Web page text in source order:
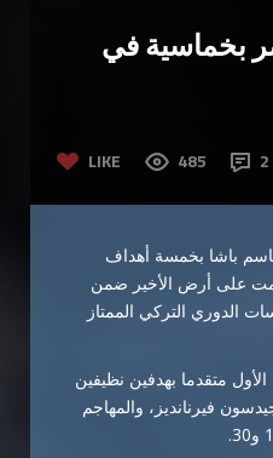
بخماسية في
LIKE 485 2
باشا بخمسة أهداف
على أرض الأخير ضمن
37 من منافسات الدوري التركي الممتاز
متقدما بهدفين نظيفين
فيرنانديز، والمهاجم